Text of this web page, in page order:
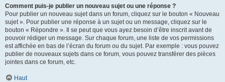
Comment puis-je publier un nouveau sujet ou une réponse ?
Pour publier un nouveau sujet dans un forum, cliquez sur le bouton « Nouveau
sujet ». Pour publier une réponse à un sujet ou un message, cliquez sur le
bouton « Répondre ». Il se peut que vous ayez besoin d’être inscrit avant de
pouvoir rédiger un message. Sur chaque forum, une liste de vos permissions
est affichée en bas de l’écran du forum ou du sujet. Par exemple : vous pouvez
publier de nouveaux sujets dans ce forum, vous pouvez transférer des pièces
jointes dans ce forum, etc.
Haut